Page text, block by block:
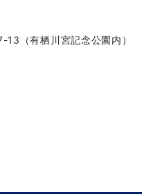
（有栖川宮記念公園内）